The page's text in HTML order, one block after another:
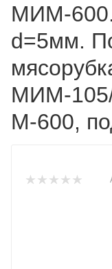
МИМ-
d=5мм.
МИМ-
М-600,